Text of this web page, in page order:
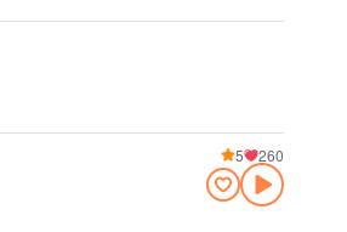
5 260